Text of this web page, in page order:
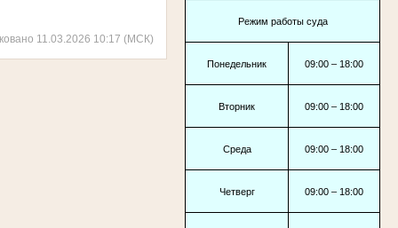
Режим работы суда
Понедельник 09:00 – 18:00
Вторник 09:00 – 18:00
Среда 09:00 – 18:00
Четверг 09:00 – 18:00
11.03.2026 10:17 (МСК)